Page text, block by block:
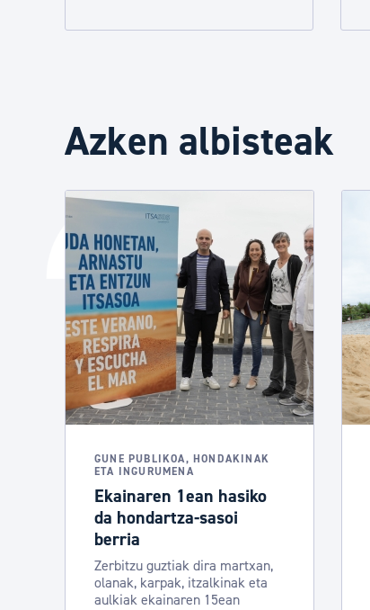
Azken albisteak
GUNE PUBLIKOA, HONDAKINAK
ETA INGURUMENA
Ekainaren 1ean hasiko
da hondartza-sasoi
berria
Zerbitzu guztiak dira martxan,
olanak, karpak, itzalkinak eta
aulkiak ekainaren 15ean